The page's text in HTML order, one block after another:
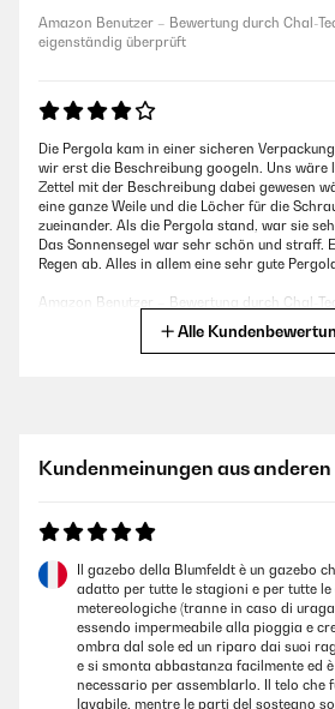
Amazon Benutzer – Bewertung durch Chal-
eigenständig überprüft
Die Pergola kam in einer sicheren
wir erst die Beschreibung googeln. Uns wäre
Zettel mit der Beschreibung dabei gewesen
eine ganze Weile und die Löcher für die
zueinander. Als die Pergola stand, war sie
Das Sonnensegel war sehr schön und straff.
Regen ab. Alles in allem eine sehr gute
Amazon Benutzer – Bewertung durch Chal-
eigenständig überprüft
gelesen; absolut 1 A. Auch jedes Teil des
Pavillon. Er ist quasi Höhenverstellbar ;
drunter und er steht richtig hoch. Dazu die
empfehlen.
Amazon Benutzer – Bewertung durch Chal-
eigenständig überprüft
Alle
Kundenmeinungen aus
Il gazebo della Blumfeldt è un gazebo
adatto per tutte le stagioni e per tutte
metereologiche (tranne in caso di
essendo impermeabile alla pioggia e
ombra dal sole ed un riparo dai suoi
e si smonta abbastanza facilmente ed
necessario per assemblarlo. Il telo che
lavabile, mentre le parti del sostegno